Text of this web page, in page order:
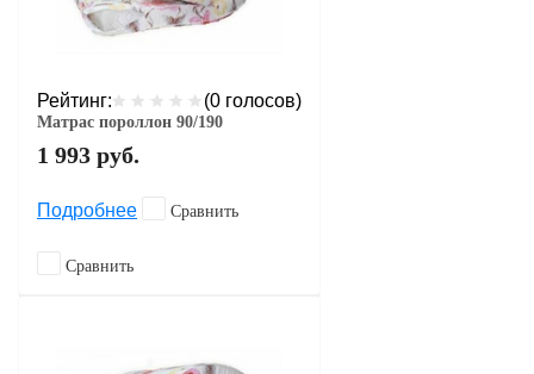
Рейтинг: (0 голосов)
Матрас пороллон 90/190
1 993 руб.
Подробнее Сравнить
Сравнить